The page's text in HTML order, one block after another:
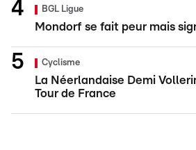
BGL Ligue
Mondorf se fait peur mais
Cyclisme
La Néerlandaise Demi
Tour de France